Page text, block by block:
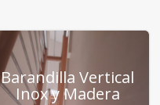
Barandilla Vertical
Inox y Madera